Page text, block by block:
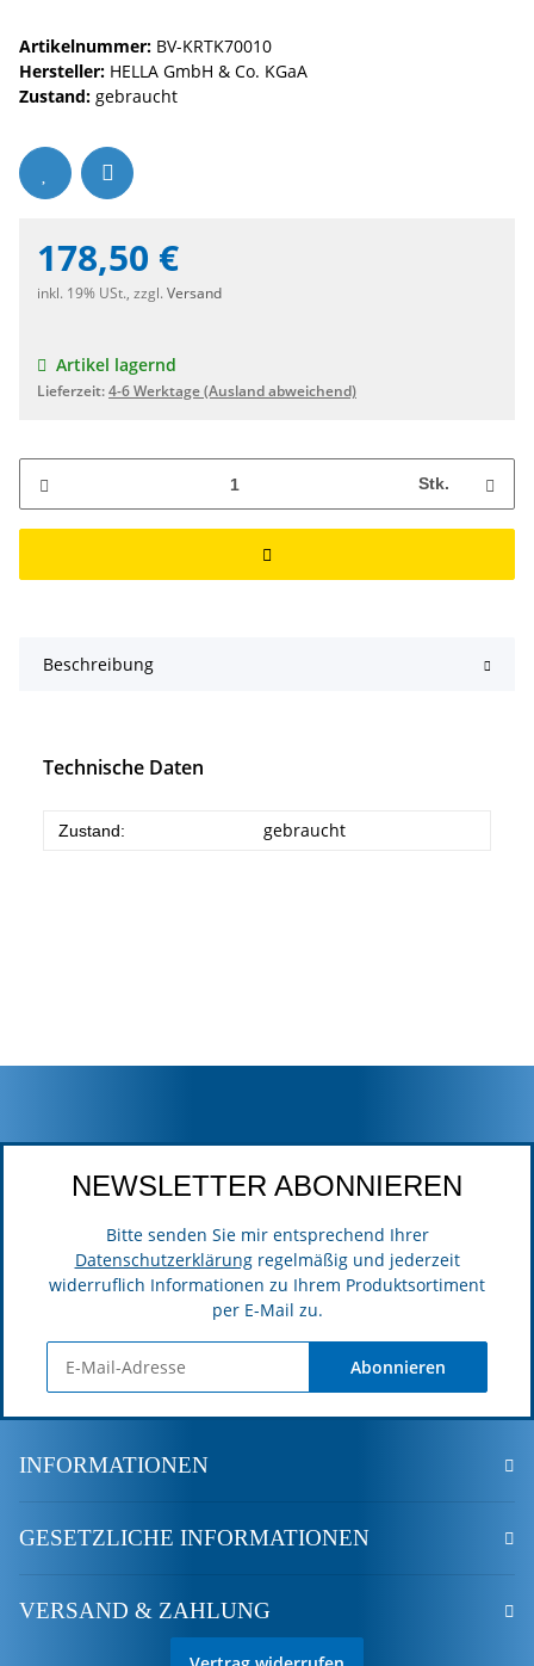
Artikelnummer: BV-KRTK70010
Hersteller: HELLA GmbH & Co. KGaA
Zustand: gebraucht
178,50 €
inkl. 19% USt., zzgl. Versand
Artikel lagernd
Lieferzeit:4-6 Werktage(Ausland abweichend)
Stk.
Beschreibung
Technische Daten
Zustand: gebraucht
NEWSLETTER ABONNIEREN
Bitte senden Sie mir entsprechend Ihrer
Datenschutzerklärungregelmäßig und jederzeit
widerruflich Informationen zu Ihrem Produktsortiment
per E-Mail zu.
Abonnieren
INFORMATIONEN
GESETZLICHE INFORMATIONEN
VERSAND & ZAHLUNG